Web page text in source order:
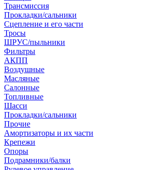
Трансмиссия
Прокладки/сальники
Сцепление и его части
Тросы
ШРУС/пыльники
Фильтры
АКПП
Воздушные
Масляные
Салонные
Топливные
Шасси
Прокладки/сальники
Прочие
Амортизаторы и их части
Крепежи
Опоры
Подрамники/балки